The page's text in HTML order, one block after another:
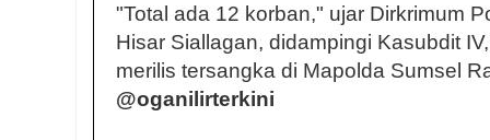
"Total ada 12 korban," ujar Dirkrimum
Hisar Siallagan, didampingi Kasubdit
merilis tersangka di Mapolda Sumsel
@oganilirterkini